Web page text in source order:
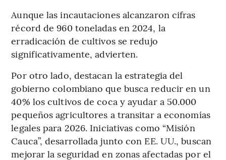
Aunque las incautaciones alcanzaron cifras
récord de 960 toneladas en 2024, la
erradicación de cultivos se redujo
significativamente, advierten.
Por otro lado, destacan la estrategia del
gobierno colombiano que busca reducir en un
40% los cultivos de coca y ayudar a 50.000
pequeños agricultores a transitar a economías
legales para 2026. Iniciativas como “Misión
Cauca”, desarrollada junto con EE. UU., buscan
mejorar la seguridad en zonas afectadas por el